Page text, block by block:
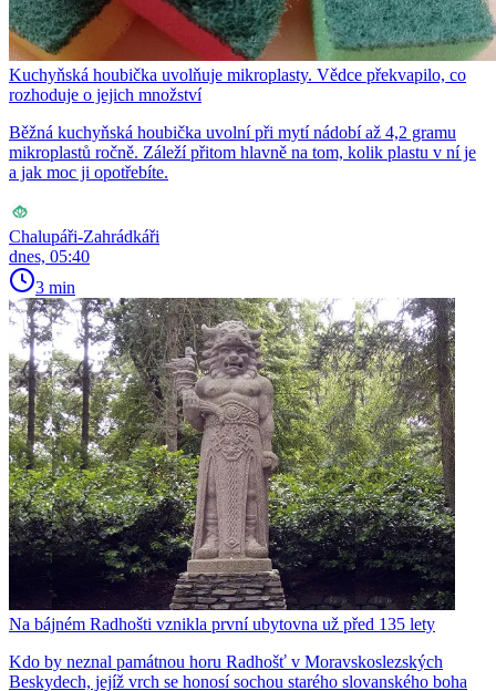
Kuchyňská houbička uvolňuje mikroplasty. Vědce překvapilo, co
rozhoduje o jejich množství
Běžná kuchyňská houbička uvolní při mytí nádobí až 4,2 gramu
mikroplastů ročně. Záleží přitom hlavně na tom, kolik plastu v ní je
a jak moc ji opotřebíte.
Chalupáři-Zahrádkáři
dnes, 05:40
3 min
Na bájném Radhošti vznikla první ubytovna už před 135 lety
Kdo by neznal památnou horu Radhošť v Moravskoslezských
Beskydech, jejíž vrch se honosí sochou starého slovanského boha